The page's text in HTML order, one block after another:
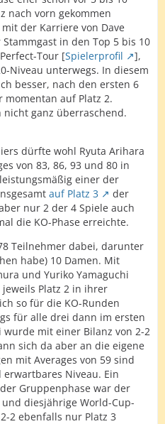
nach vorn gekommen
der Karriere von Dave
in den Top 5 bis 10
Tour [Spielerprofil
],
Niveau unterwegs. In diesem
besser, nach den ersten 6
auf Platz 2.
ganz überraschend.
dürfte wohl Ryuta Arihara
von 83, 86, 93 und 80 in
einer der
auf Platz 3
der
nur 2 der 4 Spiele auch
die KO-Phase erreichte.
Teilnehmer dabei, darunter
habe) 10 Damen. Mit
und Yuriko Yamaguchi
Platz 2 in ihrer
so für die KO-Runden
für alle drei dann im ersten
wurde mit einer Bilanz von 2-2
sich da aber an die eigene
mit Averages von 59 sind
Niveau. Ein
Gruppenphase war der
diesjährige World-Cup-
2 ebenfalls nur Platz 3